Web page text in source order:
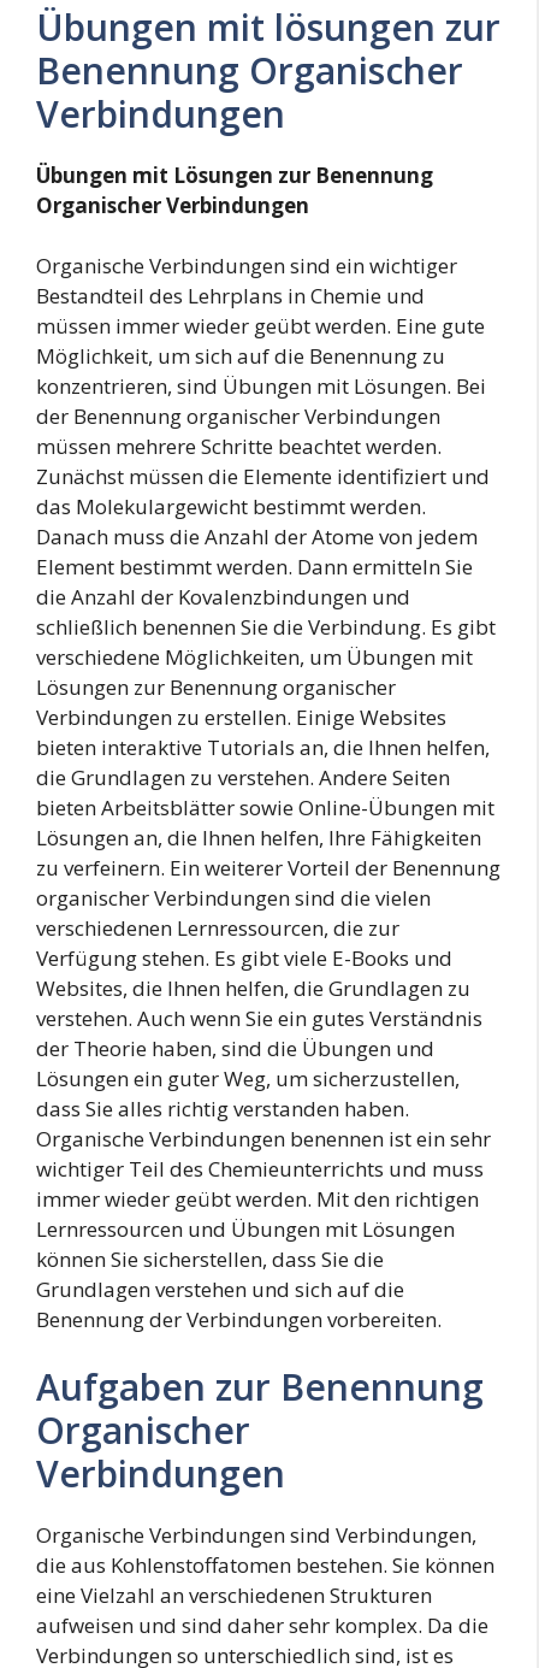
Übungen mit lösungen zur
Benennung Organischer
Verbindungen
Übungen mit Lösungen zur Benennung
Organischer Verbindungen
Organische Verbindungen sind ein wichtiger
Bestandteil des Lehrplans in Chemie und
müssen immer wieder geübt werden. Eine gute
Möglichkeit, um sich auf die Benennung zu
konzentrieren, sind Übungen mit Lösungen. Bei
der Benennung organischer Verbindungen
müssen mehrere Schritte beachtet werden.
Zunächst müssen die Elemente identifiziert und
das Molekulargewicht bestimmt werden.
Danach muss die Anzahl der Atome von jedem
Element bestimmt werden. Dann ermitteln Sie
die Anzahl der Kovalenzbindungen und
schließlich benennen Sie die Verbindung. Es gibt
verschiedene Möglichkeiten, um Übungen mit
Lösungen zur Benennung organischer
Verbindungen zu erstellen. Einige Websites
bieten interaktive Tutorials an, die Ihnen helfen,
die Grundlagen zu verstehen. Andere Seiten
bieten Arbeitsblätter sowie Online-Übungen mit
Lösungen an, die Ihnen helfen, Ihre Fähigkeiten
zu verfeinern. Ein weiterer Vorteil der Benennung
organischer Verbindungen sind die vielen
verschiedenen Lernressourcen, die zur
Verfügung stehen. Es gibt viele E-Books und
Websites, die Ihnen helfen, die Grundlagen zu
verstehen. Auch wenn Sie ein gutes Verständnis
der Theorie haben, sind die Übungen und
Lösungen ein guter Weg, um sicherzustellen,
dass Sie alles richtig verstanden haben.
Organische Verbindungen benennen ist ein sehr
wichtiger Teil des Chemieunterrichts und muss
immer wieder geübt werden. Mit den richtigen
Lernressourcen und Übungen mit Lösungen
können Sie sicherstellen, dass Sie die
Grundlagen verstehen und sich auf die
Benennung der Verbindungen vorbereiten.
Aufgaben zur Benennung
Organischer
Verbindungen
Organische Verbindungen sind Verbindungen,
die aus Kohlenstoffatomen bestehen. Sie können
eine Vielzahl an verschiedenen Strukturen
aufweisen und sind daher sehr komplex. Da die
Verbindungen so unterschiedlich sind, ist es